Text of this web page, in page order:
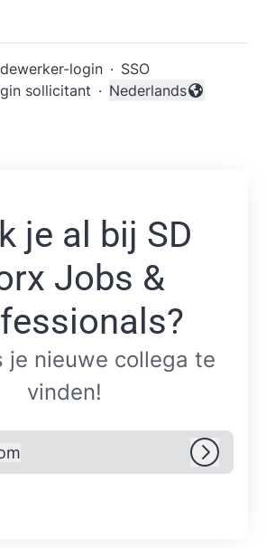
login · SSO
sollicitant ·
Taal wijzigen
Nederlands
je al bij SD
Jobs &
je nieuwe collega te
vinden!